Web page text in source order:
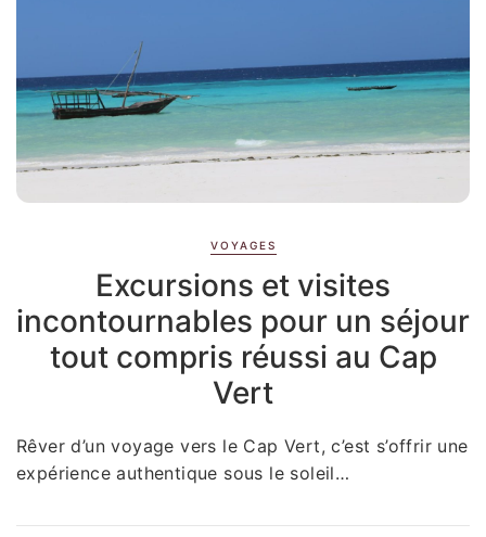
VOYAGES
Excursions et visites
incontournables pour un séjour
tout compris réussi au Cap
Vert
Rêver d’un voyage vers le Cap Vert, c’est s’offrir une
expérience authentique sous le soleil…